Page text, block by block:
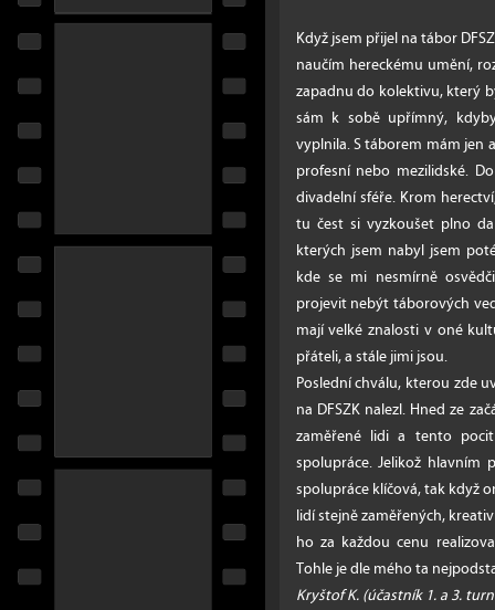
Když jsem přijel na tábor
naučím hereckému umění,
zapadnu do kolektivu, který
sám k sobě upřímný,
vyplnila. S táborem mám jen
profesní nebo mezilidské.
divadelní sféře. Krom
tu čest si vyzkoušet plno
kterých jsem nabyl jsem
kde se mi nesmírně
projevit nebýt táborových
mají velké znalosti v oné
přáteli, a stále jimi jsou.
Poslední chválu, kterou zde
na DFSZK nalezl. Hned ze
zaměřené lidi a tento
spolupráce. Jelikož
spolupráce klíčová, tak když
lidí stejně zaměřených,
ho za každou cenu
Tohle je dle mého ta
Kryštof K. (účastník 1. a 3.